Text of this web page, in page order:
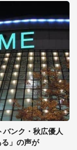
ンク・秋広優人
」の声が